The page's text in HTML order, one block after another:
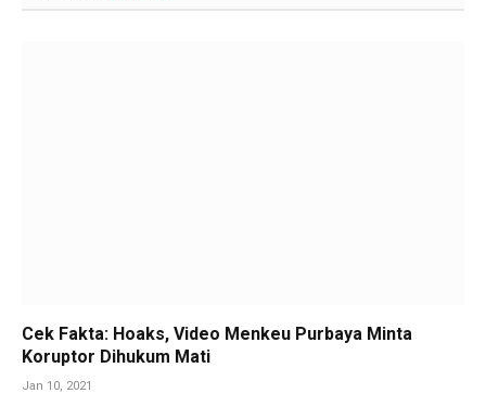
Cek Fakta: Hoaks, Video Menkeu Purbaya Minta
Koruptor Dihukum Mati
Jan 10, 2021